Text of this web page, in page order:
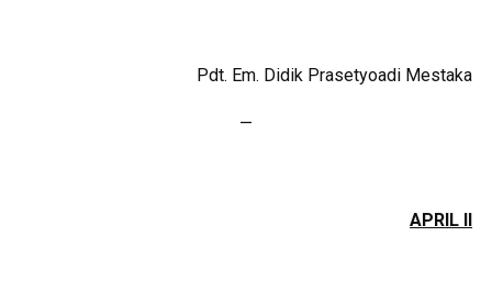
Pdt. Em. Didik Prasetyoadi Mestaka
—
APRIL II